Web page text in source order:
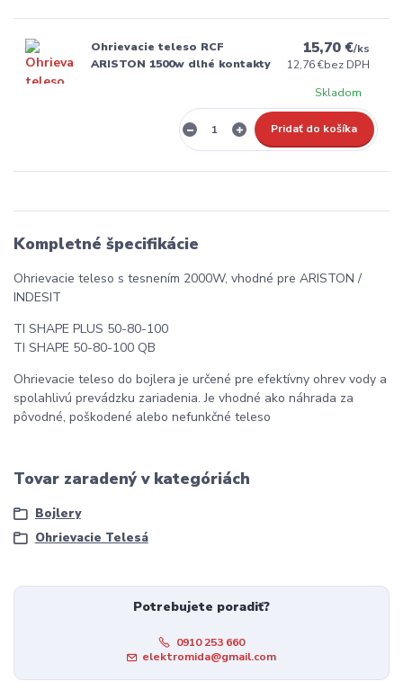
Ohrievacie teleso RCF
ARISTON 1500w dlhé kontakty
15,70 €/ks
12,76 €bez DPH
Skladom
Pridať do košíka
Kompletné špecifikácie
Ohrievacie teleso s tesnením 2000W, vhodné pre ARISTON /
INDESIT
TI SHAPE PLUS 50-80-100
TI SHAPE 50-80-100 QB
Ohrievacie teleso do bojlera je určené pre efektívny ohrev vody a
spolahlivú prevádzku zariadenia. Je vhodné ako náhrada za
pôvodné, poškodené alebo nefunkčné teleso
Tovar zaradený v kategóriách
Bojlery
Ohrievacie Telesá
Potrebujete poradiť?
0910 253 660
elektromida@gmail.com